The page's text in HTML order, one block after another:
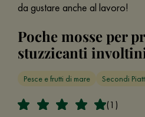
da gustare anche al lavoro!
Poche mosse per
stuzzicanti
Pesce e frutti di mare Secondi
(1)